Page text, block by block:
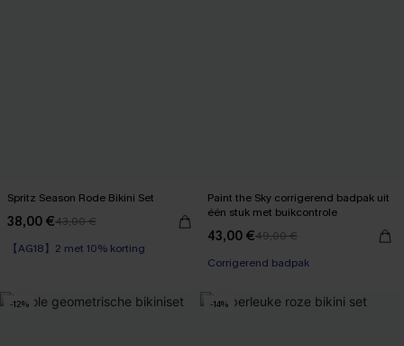
Spritz Season Rode Bikini Set
38,00 €43,00 €
【AG18】2 met 10% korting
Paint the Sky corrigerend badpak uit
één stuk met buikcontrole
43,00 €49,00 €
Corrigerend badpak
-12% -14%